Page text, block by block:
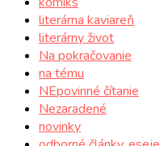
literárna kaviareň
literárny život
Na pokračovanie
na tému
NEpovinné čítanie
Nezaradené
novinky